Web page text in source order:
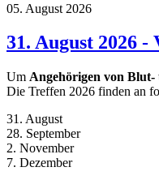
05. August 2026
31. August 2026
Um Angehörigen von
Die Treffen 2026 finden an
31. August
28. September
2. November
7. Dezember